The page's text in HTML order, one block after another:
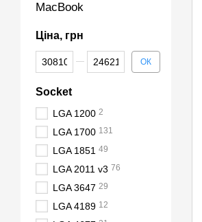
MacBook
Ціна, грн
Від Ціна, грн
До Ціна, грн ОК
Socket
LGA 1200 2
LGA 1700 131
LGA 1851 49
LGA 2011 v3 76
LGA 3647 29
LGA 4189 12